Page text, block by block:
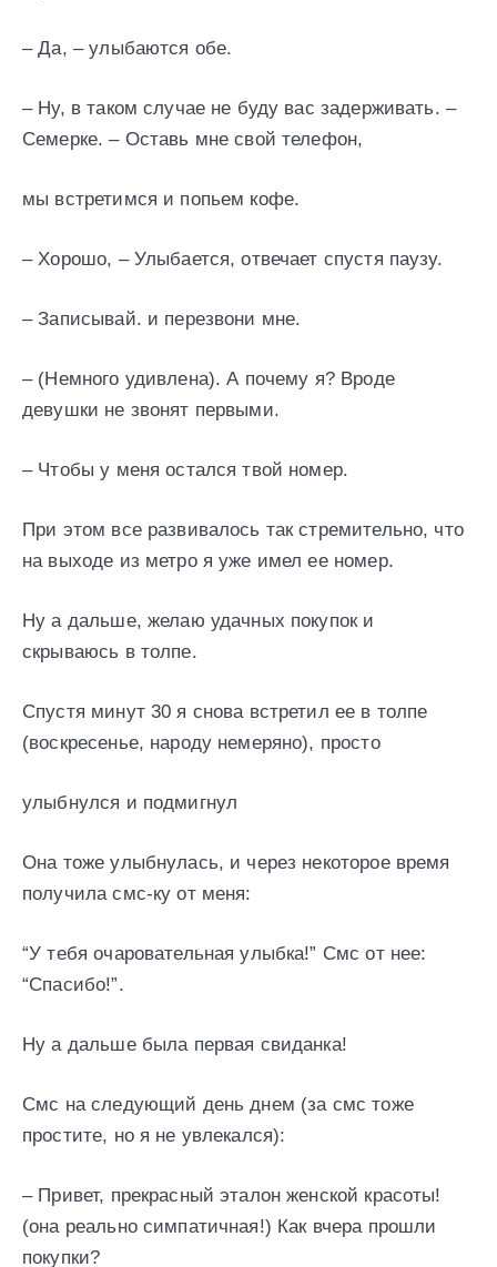
– Да, – улыбаются обе.
– Ну, в таком случае не буду вас задерживать. –
Семерке. – Оставь мне свой телефон,
мы встретимся и попьем кофе.
– Хорошо, – Улыбается, отвечает спустя паузу.
– Записывай. и перезвони мне.
– (Немного удивлена). А почему я? Вроде
девушки не звонят первыми.
– Чтобы у меня остался твой номер.
При этом все развивалось так стремительно, что
на выходе из метро я уже имел ее номер.
Ну а дальше, желаю удачных покупок и
скрываюсь в толпе.
Спустя минут 30 я снова встретил ее в толпе
(воскресенье, народу немеряно), просто
улыбнулся и подмигнул
Она тоже улыбнулась, и через некоторое время
получила смс-ку от меня:
“У тебя очаровательная улыбка!” Смс от нее:
“Спасибо!”.
Ну а дальше была первая свиданка!
Смс на следующий день днем (за смс тоже
простите, но я не увлекался):
– Привет, прекрасный эталон женской красоты!
(она реально симпатичная!) Как вчера прошли
покупки?